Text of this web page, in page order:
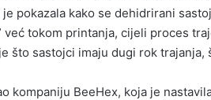
pokazala kako se dehidrirani
već tokom printanja, cijeli proces
što sastojci imaju dugi rok
kompaniju BeeHex, koja je